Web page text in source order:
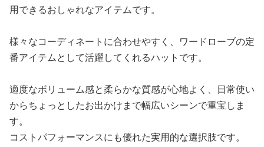
用できるおしゃれなアイテムです。
様々なコーディネートに合わせやすく、ワードローブの定
番アイテムとして活躍してくれるハットです。
適度なボリューム感と柔らかな質感が心地よく、日常使い
からちょっとしたお出かけまで幅広いシーンで重宝しま
す。
コストパフォーマンスにも優れた実用的な選択肢です。